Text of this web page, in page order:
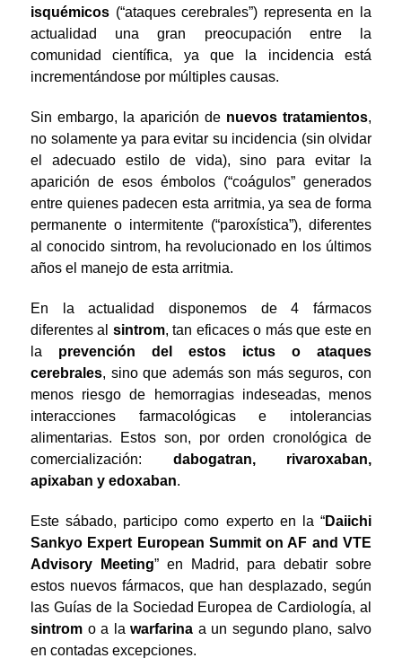
isquémicos (“ataques cerebrales”) representa en la
actualidad una gran preocupación entre la
comunidad científica, ya que la incidencia está
incrementándose por múltiples causas.
Sin embargo, la aparición de nuevos tratamientos,
no solamente ya para evitar su incidencia (sin olvidar
el adecuado estilo de vida), sino para evitar la
aparición de esos émbolos (“coágulos” generados
entre quienes padecen esta arritmia, ya sea de forma
permanente o intermitente (“paroxística”), diferentes
al conocido sintrom, ha revolucionado en los últimos
años el manejo de esta arritmia.
En la actualidad disponemos de 4 fármacos
diferentes al sintrom, tan eficaces o más que este en
la prevención del estos ictus o ataques
cerebrales, sino que además son más seguros, con
menos riesgo de hemorragias indeseadas, menos
interacciones farmacológicas e intolerancias
alimentarias. Estos son, por orden cronológica de
comercialización: dabogatran, rivaroxaban,
apixaban y edoxaban.
Este sábado, participo como experto en la “Daiichi
Sankyo Expert European Summit on AF and VTE
Advisory Meeting” en Madrid, para debatir sobre
estos nuevos fármacos, que han desplazado, según
las Guías de la Sociedad Europea de Cardiología, al
sintrom o a lawarfarina a un segundo plano, salvo
en contadas excepciones.